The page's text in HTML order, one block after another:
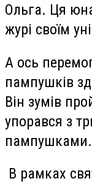
Ольга. Ця
журі своїм
А ось
пампушків
Він зумів
упорався з
пампушками.
В рамках